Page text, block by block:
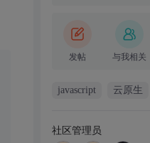
发帖 与我相关
javascript 云原生
社区管理员